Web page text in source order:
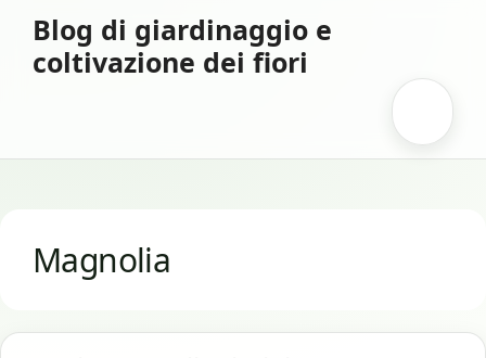
contenuto
Blog di giardinaggio e
coltivazione dei fiori
Magnolia